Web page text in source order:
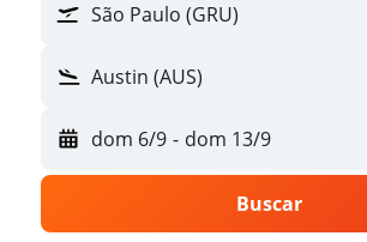
São Paulo (GRU)
Austin (AUS)
dom 6/9 - dom 13/9
Buscar